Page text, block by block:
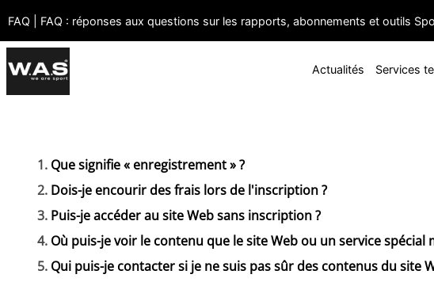
FAQ | FAQ : réponses aux questions sur les rapports, abonnements et outils
Actualités Services
Que signifie « enregistrement » ?
Dois-je encourir des frais lors de l'inscription ?
Puis-je accéder au site Web sans inscription ?
Où puis-je voir le contenu que le site Web ou un service spécial
Qui puis-je contacter si je ne suis pas sûr des contenus du site